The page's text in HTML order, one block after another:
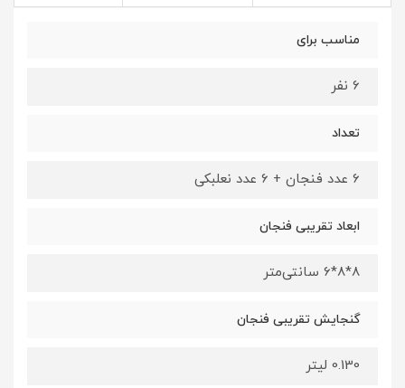
مناسب برای
6 نفر
تعداد
6 عدد فنجان + 6 عدد نعلبکی
ابعاد تقریبی فنجان
8*8*6 سانتی‌متر
گنجایش تقریبی فنجان
0.130 لیتر